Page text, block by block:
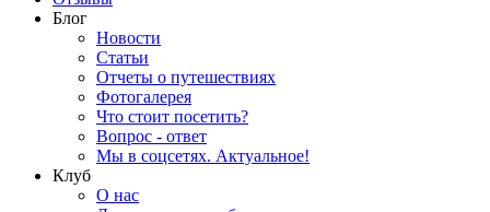
Блог
Новости
Статьи
Отчеты о путешествиях
Фотогалерея
Что стоит посетить?
Вопрос - ответ
Мы в соцсетях. Актуальное!
Клуб
О нас